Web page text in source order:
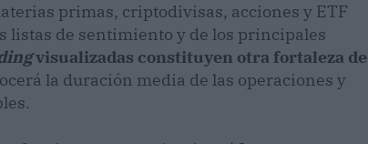
primas, criptodivisas, acciones y ETF
listas de sentimiento y de los principales
visualizadas constituyen otra fortaleza de
la duración media de las operaciones y